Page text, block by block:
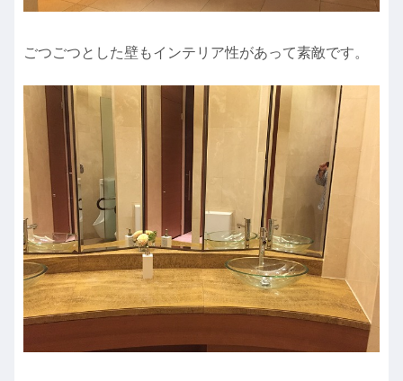
ごつごつとした壁もインテリア性があって素敵です。